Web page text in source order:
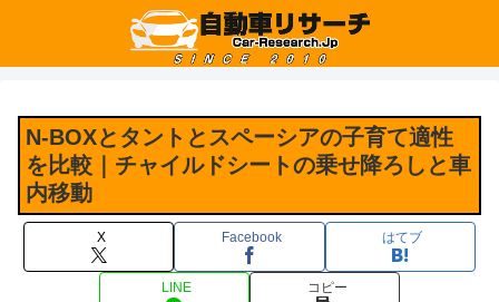
N-BOXとタントとスペーシアの子育て適性
を比較｜チャイルドシートの乗せ降ろしと車
内移動
X Facebook はてブ
LINE コピー